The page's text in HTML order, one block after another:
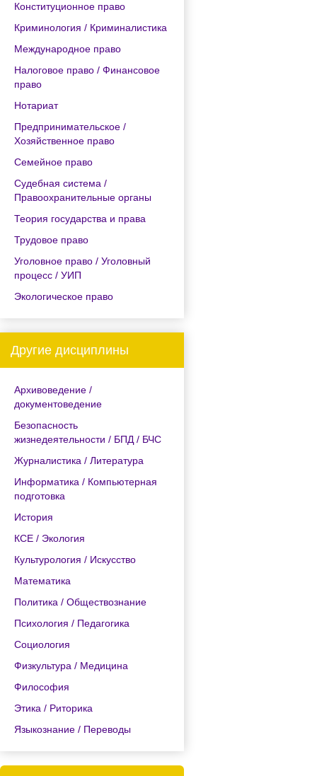
Конституционное право
Криминология / Криминалистика
Международное право
Налоговое право / Финансовое
право
Нотариат
Предпринимательское /
Хозяйственное право
Семейное право
Судебная система /
Правоохранительные органы
Теория государства и права
Трудовое право
Уголовное право / Уголовный
процесс / УИП
Экологическое право
Другие дисциплины
Архивоведение /
документоведение
Безопасность
жизнедеятельности / БПД / БЧС
Журналистика / Литература
Информатика / Компьютерная
подготовка
История
КСЕ / Экология
Культурология / Искусство
Математика
Политика / Обществознание
Психология / Педагогика
Социология
Физкультура / Медицина
Философия
Этика / Риторика
Языкознание / Переводы